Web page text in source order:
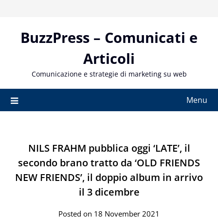
contentBuzzPress – Comunicati e
Articoli
Comunicazione e strategie di marketing su web
Menu
NILS FRAHM pubblica oggi ‘LATE’, il
secondo brano tratto da ‘OLD FRIENDS
NEW FRIENDS’, il doppio album in arrivo
il 3 dicembre
Posted on 18 November 2021